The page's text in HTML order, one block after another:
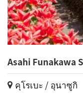
Asahi Funakawa
คุโรเบะ / อุนาซูกิ